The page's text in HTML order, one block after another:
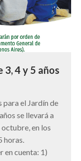
3, 4 y 5 años
para el Jardín de
se llevará a
en los
horas.
en cuenta: 1)